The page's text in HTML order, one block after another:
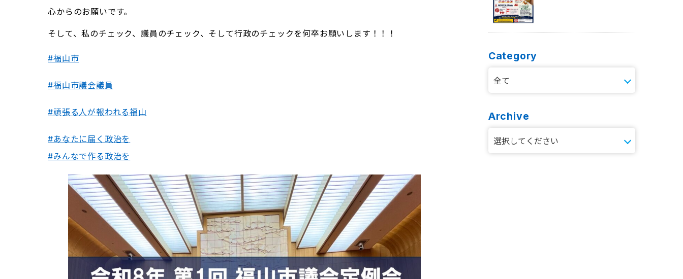
心からのお願いです。
そして、私のチェック、議員のチェック、そして行政のチェックを何卒お願いします！！！
#福山市
#福山市議会議員
#頑張る人が報われる福山
#あなたに届く政治を
#みんなで作る政治を
Category
Archive